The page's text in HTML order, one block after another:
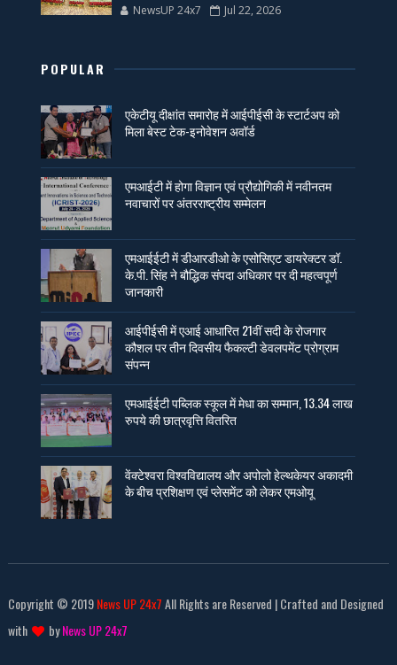
NewsUP 24x7 Jul 22, 2026
POPULAR
एकेटीयू दीक्षांत समारोह में आईपीईसी के स्टार्टअप को
मिला बेस्ट टेक-इनोवेशन अवॉर्ड
एमआईटी में होगा विज्ञान एवं प्रौद्योगिकी में नवीनतम
नवाचारों पर अंतरराष्ट्रीय सम्मेलन
एमआईईटी में डीआरडीओ के एसोसिएट डायरेक्टर डॉ.
के.पी. सिंह ने बौद्धिक संपदा अधिकार पर दी महत्वपूर्ण
जानकारी
आईपीईसी में एआई आधारित 21वीं सदी के रोजगार
कौशल पर तीन दिवसीय फैकल्टी डेवलपमेंट प्रोग्राम
संपन्न
एमआईईटी पब्लिक स्कूल में मेधा का सम्मान, 13.34 लाख
रुपये की छात्रवृत्ति वितरित
वेंक्टेश्वरा विश्वविद्यालय और अपोलो हेल्थकेयर अकादमी
के बीच प्रशिक्षण एवं प्लेसमेंट को लेकर एमओयू
Copyright © 2019News UP 24x7All Rights are Reserved | Crafted and Designed
with
byNews UP 24x7